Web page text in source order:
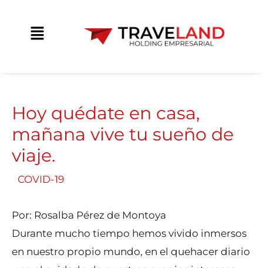
Main
Hoy quédate en casa,
mañana vive tu sueño de
viaje.
COVID-19
Por: Rosalba Pérez de Montoya
Durante mucho tiempo hemos vivido inmersos
en nuestro propio mundo, en el quehacer diario